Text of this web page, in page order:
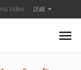
Video 詳細